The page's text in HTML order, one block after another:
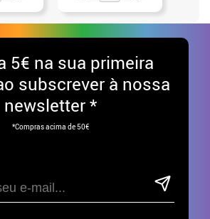
5€ na sua primeira
subscrever à nossa
newsletter *
*Compras acima de 50€